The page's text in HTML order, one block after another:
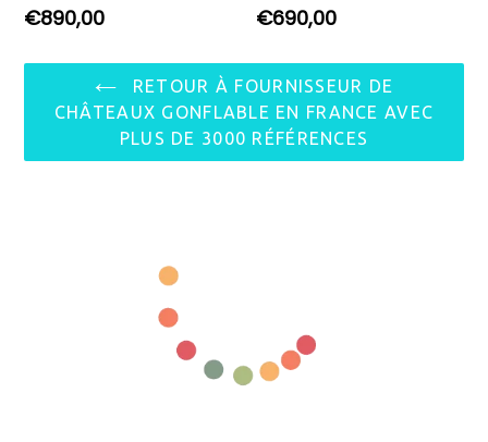
Prix
€890,00
Prix
€690,00
RETOUR À FOURNISSEUR DE
CHÂTEAUX GONFLABLE EN FRANCE AVEC
PLUS DE 3000 RÉFÉRENCES